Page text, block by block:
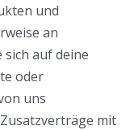
und
an
auf deine
oder
uns
mit